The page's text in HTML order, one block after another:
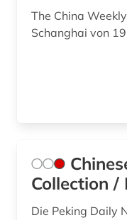
sportler (1)
The China
Schanghai von
Collection /
Die Peking Daily